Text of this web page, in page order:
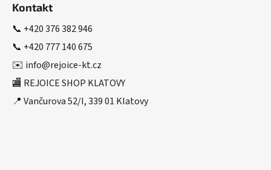
Kontakt
📞 +420 376 382 946
📞 +420 777 140 675
✉️ info@rejoice-kt.cz
🏬 REJOICE SHOP KLATOVY
📍 Vančurova 52/I, 339 01 Klatovy